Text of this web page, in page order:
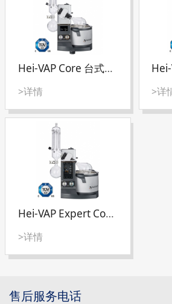
Hei-VAP Core 台式旋转蒸发仪
>详情 >详
Hei-VAP Expert Control控制型旋转蒸发仪
>详情
售后服务电话